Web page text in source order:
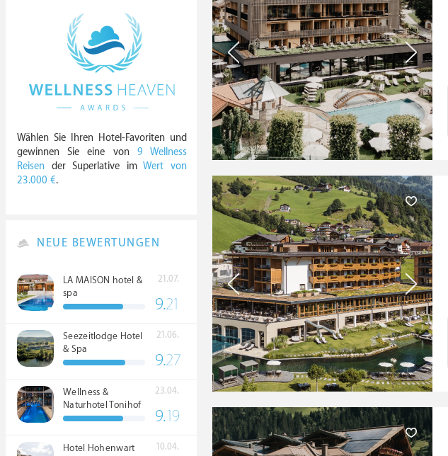
Wählen Sie Ihren Hotel-Favoriten und
gewinnen Sie eine von 9 Wellness
Reisen der Superlative imWert von
23.000 €.
NEUE BEWERTUNGEN
LA MAISON hotel &
spa
21.07.
9.21
Seezeitlodge Hotel
& Spa
21.06.
9.27
Wellness &
Naturhotel Tonihof
****S
23.04.
9.19
Hotel Hohenwart 10.04.